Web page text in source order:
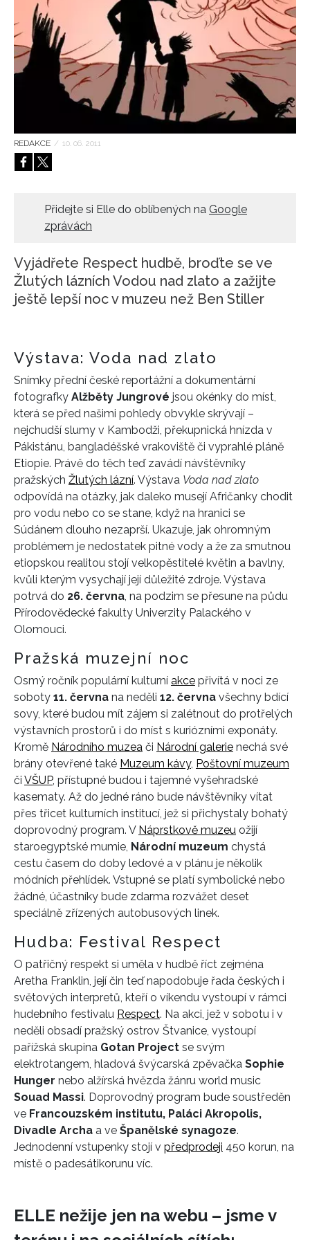
HOME
REDAKCE / 10. 06. 2011
Přidejte si Elle do oblíbených na Google
zprávách
Vyjádřete Respect hudbě, broďte se ve
Žlutých lázních Vodou nad zlato a zažijte
ještě lepší noc v muzeu než Ben Stiller
Výstava: Voda nad zlato
Snímky přední české reportážní a dokumentární
fotografky Alžběty Jungrové jsou okénky do míst,
která se před našimi pohledy obvykle skrývají –
nejchudší slumy v Kambodži, překupnická hnízda v
Pákistánu, bangladéšské vrakoviště či vyprahlé pláně
Etiopie. Právě do těch teď zavádí návštěvníky
pražských Žlutých lázní. Výstava Voda nad zlato
odpovídá na otázky, jak daleko musejí Afričanky chodit
pro vodu nebo co se stane, když na hranici se
Súdánem dlouho nezaprší. Ukazuje, jak ohromným
problémem je nedostatek pitné vody a že za smutnou
etiopskou realitou stojí velkopěstitelé květin a bavlny,
kvůli kterým vysychají její důležité zdroje. Výstava
potrvá do 26. června, na podzim se přesune na půdu
Přírodovědecké fakulty Univerzity Palackého v
Olomouci.
Pražská muzejní noc
Osmý ročník populární kulturní akce přivítá v noci ze
soboty 11. června na neděli 12. června všechny bdící
sovy, které budou mít zájem si zalétnout do protřelých
výstavních prostorů i do míst s kuriózními exponáty.
Kromě Národního muzea či Národní galerie nechá své
brány otevřené také Muzeum kávy, Poštovní muzeum
či VŠUP, přístupné budou i tajemné vyšehradské
kasematy. Až do jedné ráno bude návštěvníky vítat
přes třicet kulturních institucí, jež si přichystaly bohatý
doprovodný program. V Náprstkově muzeu ožijí
staroegyptské mumie, Národní muzeum chystá
cestu časem do doby ledové a v plánu je několik
módních přehlídek. Vstupné se platí symbolické nebo
žádné, účastníky bude zdarma rozvážet deset
speciálně zřízených autobusových linek.
Hudba: Festival Respect
O patřičný respekt si uměla v hudbě říct zejména
Aretha Franklin, její čin teď napodobuje řada českých i
světových interpretů, kteří o víkendu vystoupí v rámci
hudebního festivalu Respect. Na akci, jež v sobotu i v
neděli obsadí pražský ostrov Štvanice, vystoupí
pařížská skupina Gotan Project se svým
elektrotangem, hladová švýcarská zpěvačka Sophie
Hunger nebo alžírská hvězda žánru world music
Souad Massi. Doprovodný program bude soustředěn
ve Francouzském institutu, Paláci Akropolis,
Divadle Archa a ve Španělské synagoze.
Jednodenní vstupenky stojí v předprodeji 450 korun, na
místě o padesátikorunu víc.
ELLE nežije jen na webu – jsme v